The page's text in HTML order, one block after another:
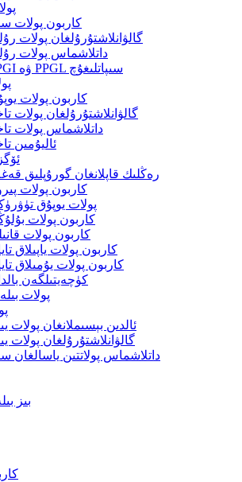
كاربون پولات
گالۋانلاشتۇرۇلغان پولات
داتلاشماس پولات
PPGI ۋە PPGL سىپاتلىغۇچ
كاربون پولات
گالۋانلاشتۇرۇلغان پولات
داتلاشماس پولات
ئاليۇمىن
رەڭلىك قاپلانغان گورۇپلىق
كاربون پولات
پولات يوپۇق
كاربون پولات
كاربون پولات
كاربون پولات ياپىلاق
كاربون پولات يۇمىلاق
كۈچەيتىلگەن
پولات
ئالدىن بېسىملانغان پولات
گالۋانلاشتۇرۇلغان پولات
داتلاشماس پولاتتىن ياسالغان
بىز